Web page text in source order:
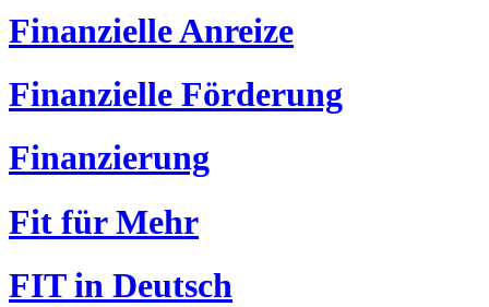
Finanzielle Anreize
Finanzielle Förderung
Finanzierung
Fit für Mehr
FIT in Deutsch